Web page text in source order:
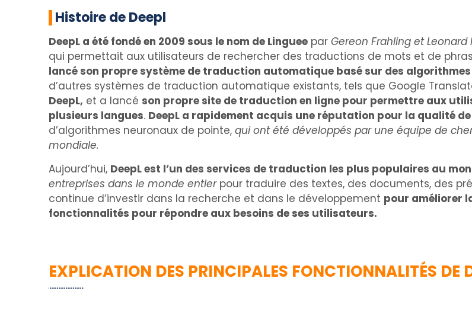
Histoire de Deepl
DeepL a été fondé en 2009 sous le nom de Linguee par Gereon Frahling et Leonard
qui permettait aux utilisateurs de rechercher des traductions de mots et de
lancé son propre système de traduction automatique basé sur des
d’autres systèmes de traduction automatique existants, tels que Google
DeepL, et a lancé son propre site de traduction en ligne pour permettre aux
plusieurs langues. DeepL a rapidement acquis une réputation pour la qualité
d’algorithmes neuronaux de pointe, qui ont été développés par une équipe de
mondiale.
Aujourd’hui, DeepL est l’un des services de traduction les plus populaires au
entreprises dans le monde entierpour traduire des textes, des documents, des
continue d’investir dans la recherche et dans le développement pour améliorer
fonctionnalités pour répondre aux besoins de ses utilisateurs.
EXPLICATION DES PRINCIPALES FONCTIONNALITÉS DE